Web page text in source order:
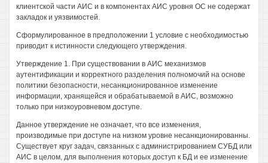
клиентской части АИС и в компонентах АИС уровня ОС не содержат
закладок и уязвимостей.
Сформулированное в предположении 1 условие с необходимостью
приводит к истинности следующего утверждения.
Утверждение 1. При существовании в АИС механизмов
аутентификации и корректного разделения полномочий на основе
политики безопасности, несанкционированное изменение
информации, хранящейся и обрабатываемой в АИС, возможно
только при низкоуровневом доступе.
Данное утверждение не означает, что все изменения,
производимые при доступе на низком уровне несанкционированны.
Существует круг задач, связанных с администрированием СУБД или
АИС в целом, для выполнения которых доступ к БД и ее изменение